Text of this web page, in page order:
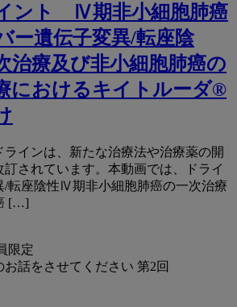
ント Ⅳ期非小細胞肺癌
ー遺伝子変異/転座陰
治療及び非小細胞肺癌の
におけるキイトルーダ®
ラインは、新たな治療法や治療薬の開
されています。本動画では、ドライ
/転座陰性Ⅳ期非小細胞肺癌の一次治療
[…]
限定